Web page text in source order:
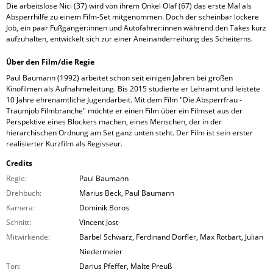
Die arbeitslose Nici (37) wird von ihrem Onkel Olaf (67) das erste Mal als
Absperrhilfe zu einem Film-Set mitgenommen. Doch der scheinbar lockere
Job, ein paar Fußgänger:innen und Autofahrer:innen während den Takes kurz
aufzuhalten, entwickelt sich zur einer Aneinanderreihung des Scheiterns.
Über den Film/die Regie
Paul Baumann (1992) arbeitet schon seit einigen Jahren bei großen
Kinofilmen als Aufnahmeleitung. Bis 2015 studierte er Lehramt und leistete
10 Jahre ehrenamtliche Jugendarbeit. Mit dem Film "Die Absperrfrau -
Traumjob Filmbranche" möchte er einen Film über ein Filmset aus der
Perspektive eines Blockers machen, eines Menschen, der in der
hierarchischen Ordnung am Set ganz unten steht. Der Film ist sein erster
realisierter Kurzfilm als Regisseur.
Credits
Regie:
Paul Baumann
Drehbuch:
Marius Beck, Paul Baumann
Kamera:
Dominik Boros
Schnitt:
Vincent Jost
Mitwirkende:
Bärbel Schwarz, Ferdinand Dörfler, Max Rotbart, Julian
Niedermeier
Ton:
Darius Pfeffer, Malte Preuß